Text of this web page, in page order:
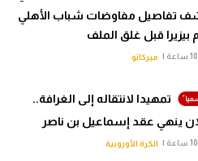
تفاصيل مفاوضات شباب الأهلي
بيزيرا قبل غلق الملف
ميركاتو
تمهيدا لانتقاله إلى الغرافة..
ينهي عقد إسماعيل بن ناصر
الكرة الأوروبية